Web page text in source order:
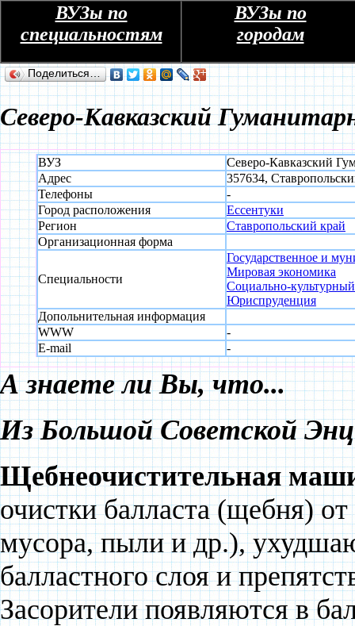
ВУЗы по
специальностям
ВУЗы по
городам
Поделиться…
Северо-Кавказский
ВУЗ
Северо-Кавказский
Адрес
357634,
Телефоны
-
Город расположения
Ессентуки
Регион
Ставропольский край
Организационная форма
Специальности
Государственное и
Мировая экономика
Социально-
Юриспруденция
Допольнительная информация
WWW
-
E-mail
-
А знаете ли Вы, что...
Из Большой Советской
Щебнеочистительная
очистки балласта (щебня)
мусора, пыли и др.),
балластного слоя и
Засорители появляются в